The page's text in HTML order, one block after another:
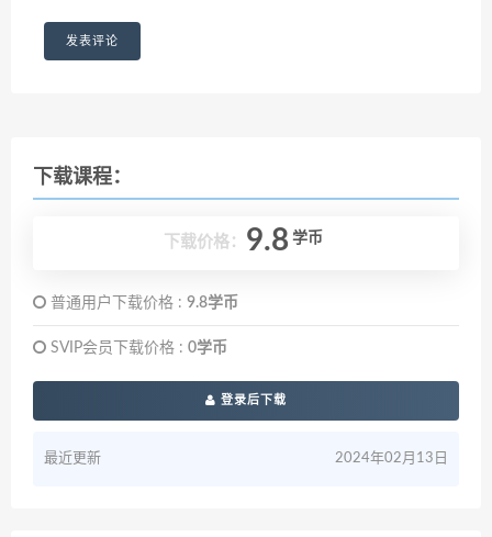
下载课程：
下载价格： 9.8 学币
普通用户下载价格 : 9.8学币
SVIP会员下载价格 : 0学币
登录后下载
最近更新 2024年02月13日